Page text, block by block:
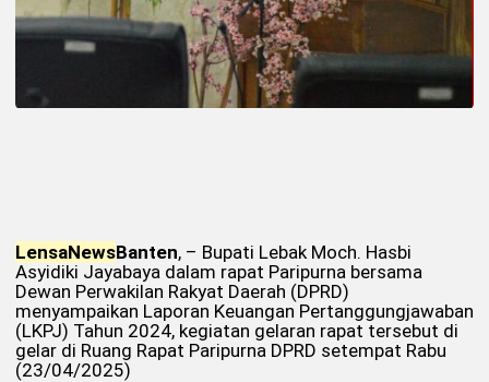
LensaNewsBanten, – Bupati Lebak Moch. Hasbi
Asyidiki Jayabaya dalam rapat Paripurna bersama
Dewan Perwakilan Rakyat Daerah (DPRD)
menyampaikan Laporan Keuangan Pertanggungjawaban
(LKPJ) Tahun 2024, kegiatan gelaran rapat tersebut di
gelar di Ruang Rapat Paripurna DPRD setempat Rabu
(23/04/2025)